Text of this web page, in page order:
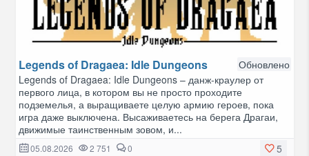
Legends of Dragaea: Idle Dungeons
Обновлено
Legends of Dragaea: Idle Dungeons – данж-краулер от
первого лица, в котором вы не просто проходите
подземелья, а выращиваете целую армию героев, пока
игра даже выключена. Высаживаетесь на берега Драгаи,
движимые таинственным зовом, и...
5
05.08.2026 2 751 0